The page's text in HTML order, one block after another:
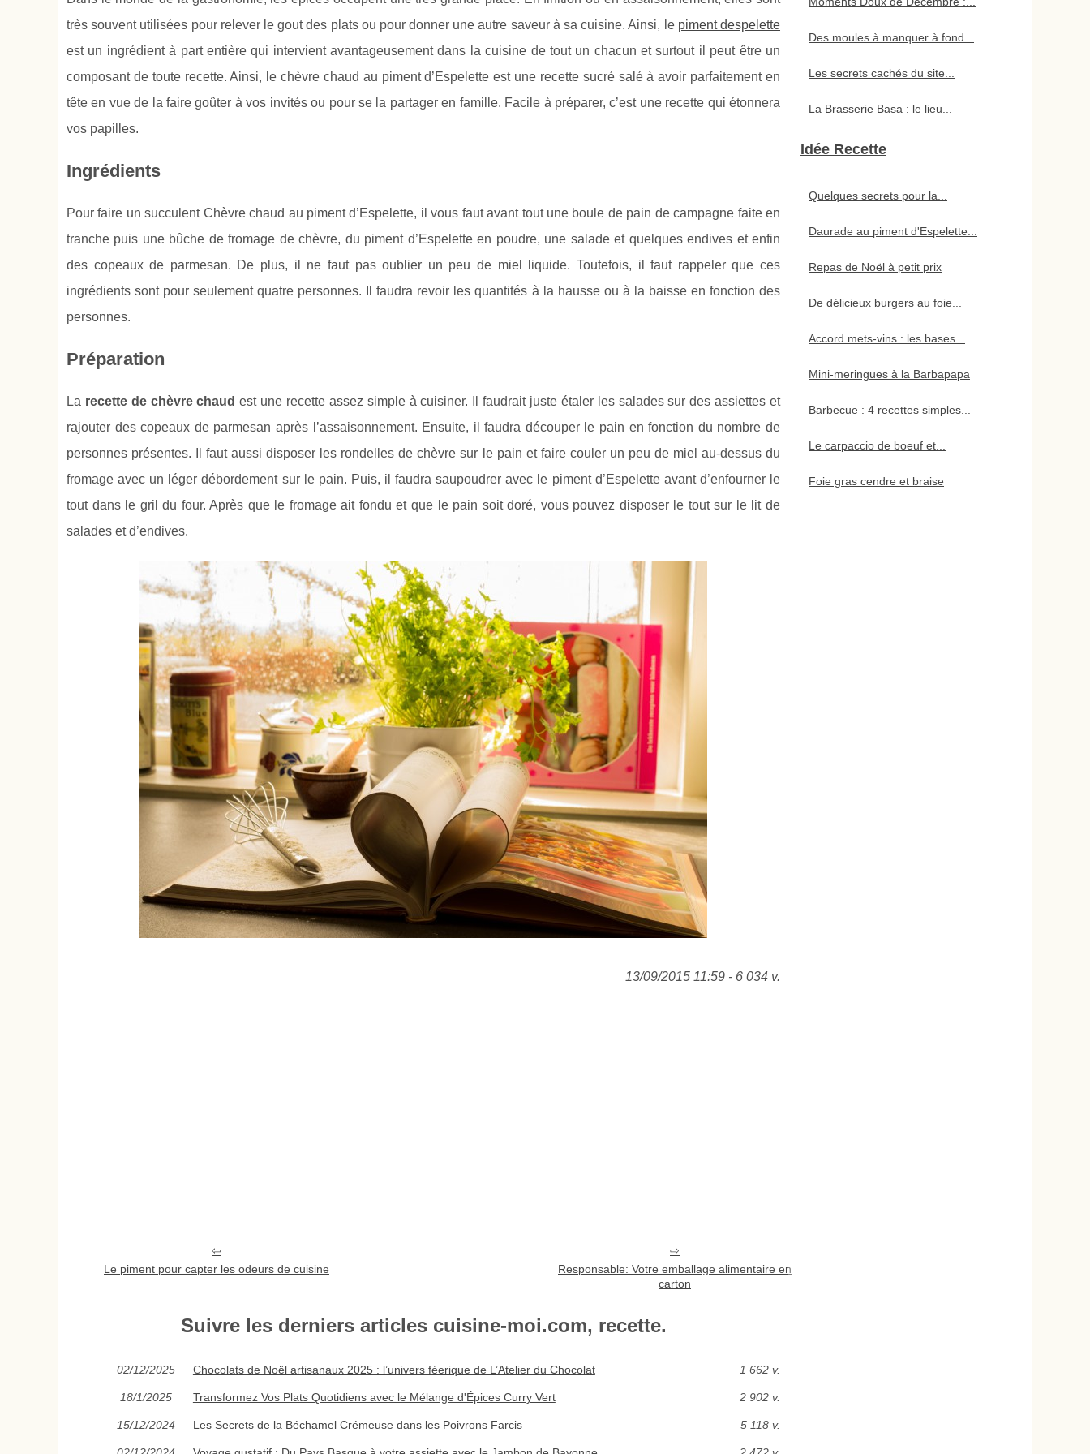
très souvent utilisées pour relever le gout des plats ou pour donner une autre saveur à sa cuisine. Ainsi, le piment despelette
est un ingrédient à part entière qui intervient avantageusement dans la cuisine de tout un chacun et surtout il peut être un
composant de toute recette. Ainsi, le chèvre chaud au piment d’Espelette est une recette sucré salé à avoir parfaitement en
tête en vue de la faire goûter à vos invités ou pour se la partager en famille. Facile à préparer, c’est une recette qui étonnera
vos papilles.
Ingrédients
Pour faire un succulent Chèvre chaud au piment d’Espelette, il vous faut avant tout une boule de pain de campagne faite en
tranche puis une bûche de fromage de chèvre, du piment d’Espelette en poudre, une salade et quelques endives et enfin
des copeaux de parmesan. De plus, il ne faut pas oublier un peu de miel liquide. Toutefois, il faut rappeler que ces
ingrédients sont pour seulement quatre personnes. Il faudra revoir les quantités à la hausse ou à la baisse en fonction des
personnes.
Préparation
La recette de chèvre chaud est une recette assez simple à cuisiner. Il faudrait juste étaler les salades sur des assiettes et
rajouter des copeaux de parmesan après l’assaisonnement. Ensuite, il faudra découper le pain en fonction du nombre de
personnes présentes. Il faut aussi disposer les rondelles de chèvre sur le pain et faire couler un peu de miel au-dessus du
fromage avec un léger débordement sur le pain. Puis, il faudra saupoudrer avec le piment d’Espelette avant d’enfourner le
tout dans le gril du four. Après que le fromage ait fondu et que le pain soit doré, vous pouvez disposer le tout sur le lit de
salades et d’endives.
13/09/2015 11:59 - 6 034 v.
Le piment pour capter les odeurs de cuisine
Responsable: Votre emballage alimentaire en
carton
Suivre les derniers articles cuisine-moi.com, recette.
02/12/2025 Chocolats de Noël artisanaux 2025 : l’univers féerique de L’Atelier du Chocolat 1 662 v.
18/1/2025 Transformez Vos Plats Quotidiens avec le Mélange d'Épices Curry Vert 2 902 v.
15/12/2024 Les Secrets de la Béchamel Crémeuse dans les Poivrons Farcis 5 118 v.
Des moules à manquer à fond...
Les secrets cachés du site...
La Brasserie Basa : le lieu...
Idée Recette
Quelques secrets pour la...
Daurade au piment d'Espelette...
Repas de Noël à petit prix
De délicieux burgers au foie...
Accord mets-vins : les bases...
Mini-meringues à la Barbapapa
Barbecue : 4 recettes simples...
Le carpaccio de boeuf et...
Foie gras cendre et braise